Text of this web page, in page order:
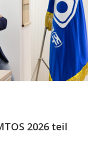
2026 teil